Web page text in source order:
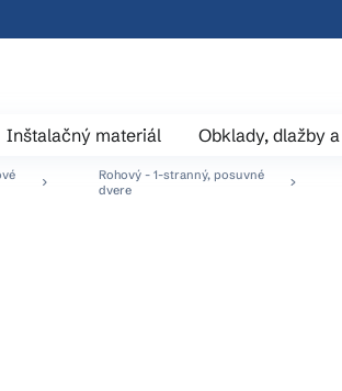
Inštalačný materiál Obklady, dlažby
Rohový - 1-stranný, posuvné
dvere